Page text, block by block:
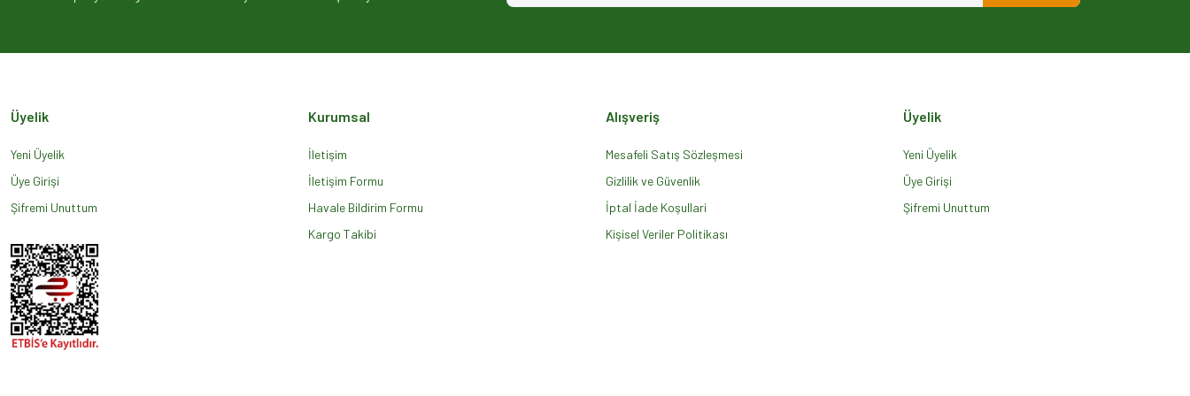
Ürün açıklamasında eksik bilgiler bulunuyor.
Gönder
Üyelik
Yeni Üyelik
Üye Girişi
Şifremi Unuttum
Kurumsal
İletişim
İletişim Formu
Havale Bildirim Formu
Kargo Takibi
Alışveriş
Mesafeli Satış Sözleşmesi
Gizlilik ve Güvenlik
İptal İade Koşullari
Kişisel Veriler Politikası
Üyelik
Yeni Üyelik
Üye Girişi
Şifremi Unuttum